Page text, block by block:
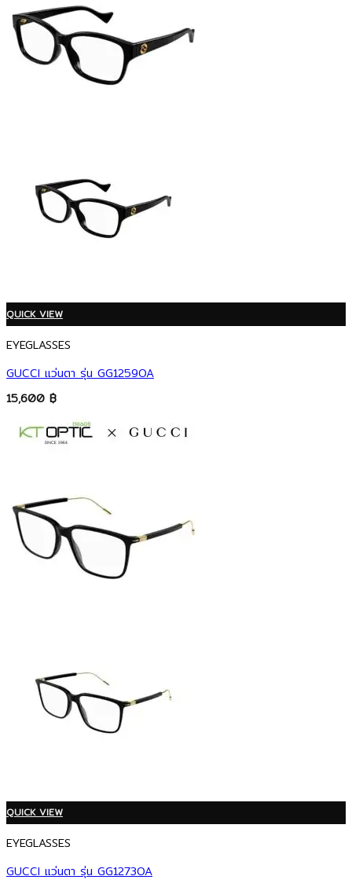
QUICK VIEW
EYEGLASSES
GUCCI แว่นตา รุ่น GG1259OA
15,600 ฿
QUICK VIEW
EYEGLASSES
GUCCI แว่นตา รุ่น GG1273OA